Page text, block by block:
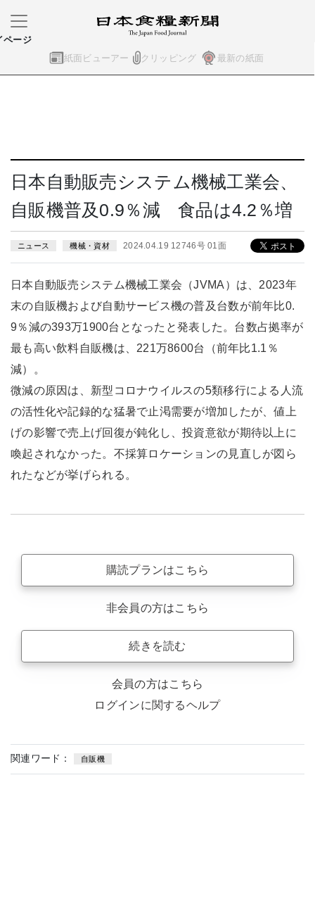
紙面ビューアー クリッピング 最新の紙面
ページ
日本自動販売システム機械工業会、
自販機普及0.9％減 食品は4.2％増
ニュース 機械・資材 2024.04.19 12746号 01面
日本自動販売システム機械工業会（JVMA）は、2023年
末の自販機および自動サービス機の普及台数が前年比0.
9％減の393万1900台となったと発表した。台数占拠率が
最も高い飲料自販機は、221万8600台（前年比1.1％
減）。
微減の原因は、新型コロナウイルスの5類移行による人流
の活性化や記録的な猛暑で止渇需要が増加したが、値上
げの影響で売上げ回復が鈍化し、投資意欲が期待以上に
喚起されなかった。不採算ロケーションの見直しが図ら
れたなどが挙げられる。
購読プランはこちら
非会員の方はこちら
続きを読む
会員の方はこちら
ログインに関するヘルプ
関連ワード： 自販機